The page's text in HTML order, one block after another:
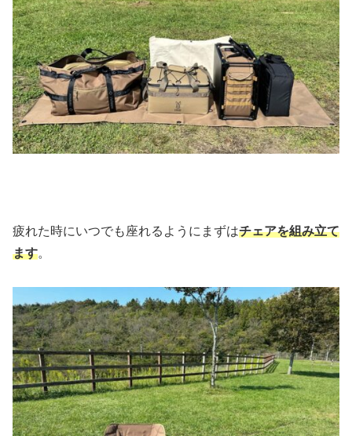
疲れた時にいつでも座れるようにまずはチェアを組み立て
ます。